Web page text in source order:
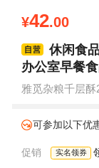
¥42.00
休闲食
办公室早餐
雅觅杂粮千层酥
可参加以下优
促销 实名领券